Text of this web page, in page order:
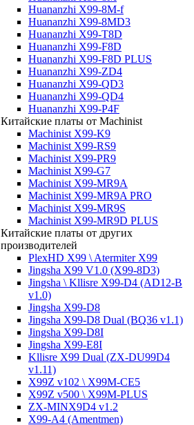
Huananzhi X99-8M-f
Huananzhi X99-8MD3
Huananzhi X99-T8D
Huananzhi X99-F8D
Huananzhi X99-F8D PLUS
Huananzhi X99-ZD4
Huananzhi X99-QD3
Huananzhi X99-QD4
Huananzhi X99-P4F
Китайские платы от Machinist
Machinist X99-K9
Machinist X99-RS9
Machinist X99-PR9
Machinist X99-G7
Machinist X99-MR9A
Machinist X99-MR9A PRO
Machinist X99-MR9S
Machinist X99-MR9D PLUS
Китайские платы от других
производителей
PlexHD X99 \ Atermiter X99
Jingsha X99 V1.0 (X99-8D3)
Jingsha \ Kllisre X99-D4 (AD12-B
v1.0)
Jingsha X99-D8
Jingsha X99-D8 Dual (BQ36 v1.1)
Jingsha X99-D8I
Jingsha X99-E8I
Kllisre X99 Dual (ZX-DU99D4
v1.11)
X99Z v102 \ X99M-CE5
X99Z v500 \ X99M-PLUS
ZX-MINX9D4 v1.2
X99-A4 (Amentmen)